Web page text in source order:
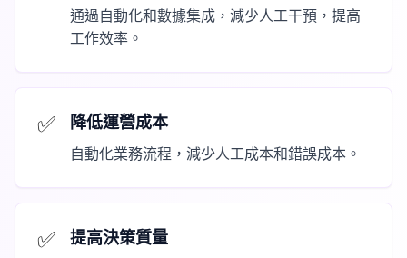
通過自動化和數據集成，減少人工干預，提高
工作效率。
✅ 降低運營成本
自動化業務流程，減少人工成本和錯誤成本。
✅ 提高決策質量